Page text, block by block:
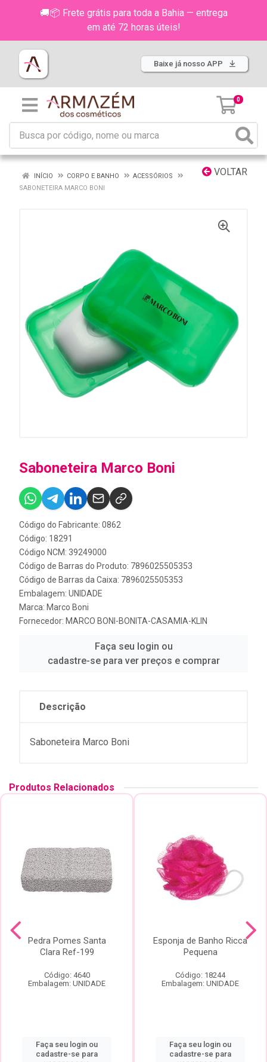
🚚📦 Frete grátis para toda a Bahia — entrega
em até 72 horas úteis!
Baixe já nosso APP
0
VOLTAR
INÍCIO CORPO E BANHO
ACESSÓRIOS
SABONETEIRA MARCO BONI
Saboneteira Marco Boni
Código do Fabricante: 0862
Código: 18291
Código NCM: 39249000
Código de Barras do Produto: 7896025505353
Código de Barras da Caixa: 7896025505353
Embalagem: UNIDADE
Marca: Marco Boni
Fornecedor: MARCO BONI-BONITA-CASAMIA-KLIN
Faça seu login ou
cadastre-se para ver preços e comprar
Descrição
Saboneteira Marco Boni
Produtos Relacionados
Pedra Pomes Santa
Clara Ref-199
Código: 4640
Embalagem: UNIDADE
Faça seu login ou
cadastre-se para
Esponja de Banho Ricca
Pequena
Código: 18244
Embalagem: UNIDADE
Faça seu login ou
cadastre-se para